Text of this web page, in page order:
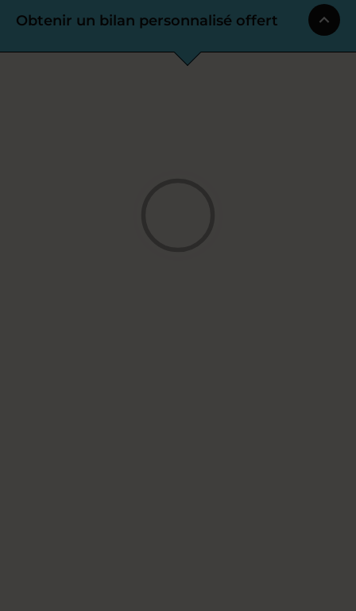
Obtenir un bilan personnalisé offert